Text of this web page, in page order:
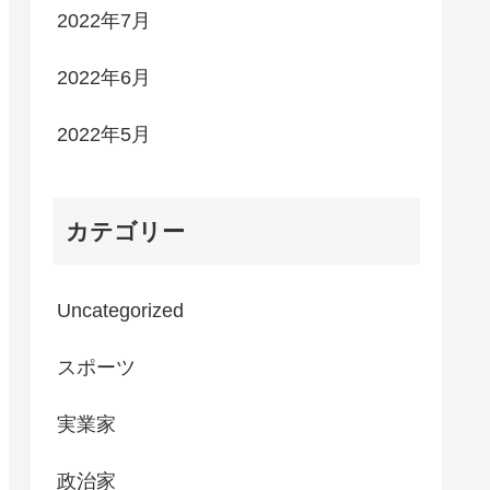
2022年7月
2022年6月
2022年5月
カテゴリー
Uncategorized
スポーツ
実業家
政治家